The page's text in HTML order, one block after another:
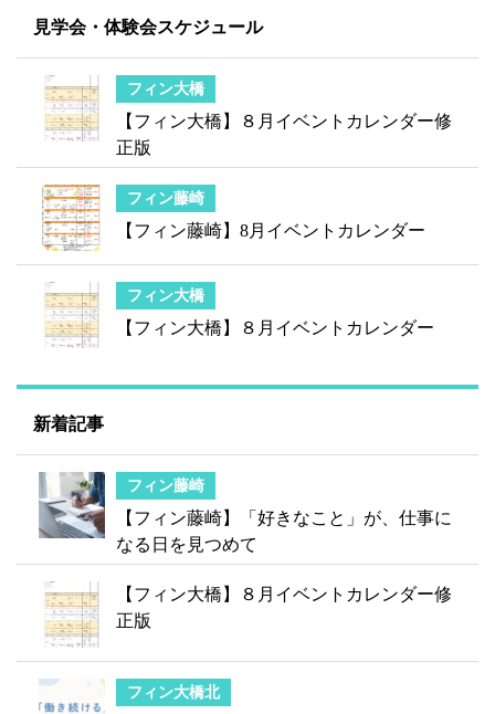
見学会・体験会スケジュール
フィン大橋
【フィン大橋】８月イベントカレンダー修
正版
フィン藤崎
【フィン藤崎】8月イベントカレンダー
フィン大橋
【フィン大橋】８月イベントカレンダー
新着記事
フィン藤崎
【フィン藤崎】「好きなこと」が、仕事に
なる日を見つめて
【フィン大橋】８月イベントカレンダー修
正版
フィン大橋北